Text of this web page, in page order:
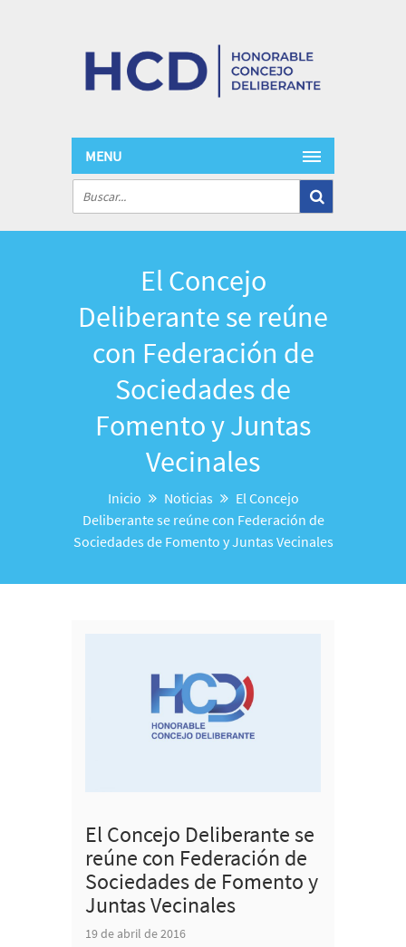
MENU
El Concejo
Deliberante se reúne
con Federación de
Sociedades de
Fomento y Juntas
Vecinales
Inicio Noticias
El Concejo
Deliberante se reúne con Federación de
Sociedades de Fomento y Juntas Vecinales
El Concejo Deliberante se
reúne con Federación de
Sociedades de Fomento y
Juntas Vecinales
19 de abril de 2016